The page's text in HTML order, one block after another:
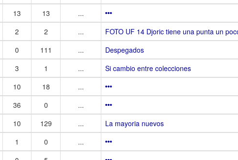
13 13
...
2 2 ...
FOTO UF 14 Djoric tiene una punta un
0 111 ...
Despegados
3 1 ...
Si cambio entre colecciones
10 18
...
36 0
...
10 129 ...
La mayoria nuevos
1 0
...